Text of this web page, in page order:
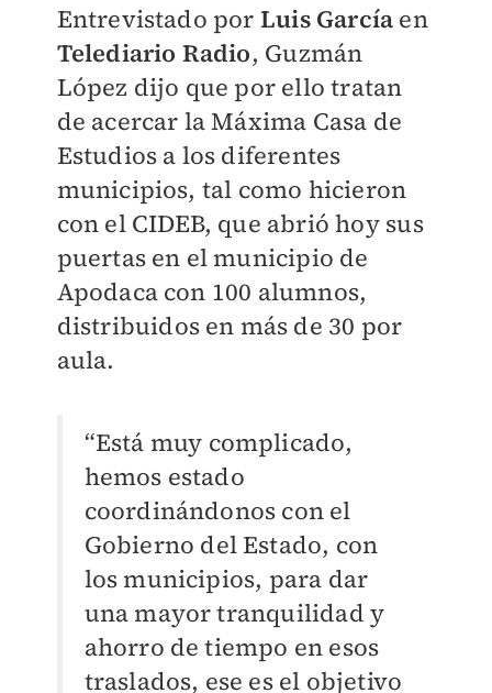
Entrevistado por Luis García en
Telediario Radio, Guzmán
López dijo que por ello tratan
de acercar la Máxima Casa de
Estudios a los diferentes
municipios, tal como hicieron
con el CIDEB, que abrió hoy sus
puertas en el municipio de
Apodaca con 100 alumnos,
distribuidos en más de 30 por
aula.
“Está muy complicado,
hemos estado
coordinándonos con el
Gobierno del Estado, con
los municipios, para dar
una mayor tranquilidad y
ahorro de tiempo en esos
traslados, ese es el objetivo